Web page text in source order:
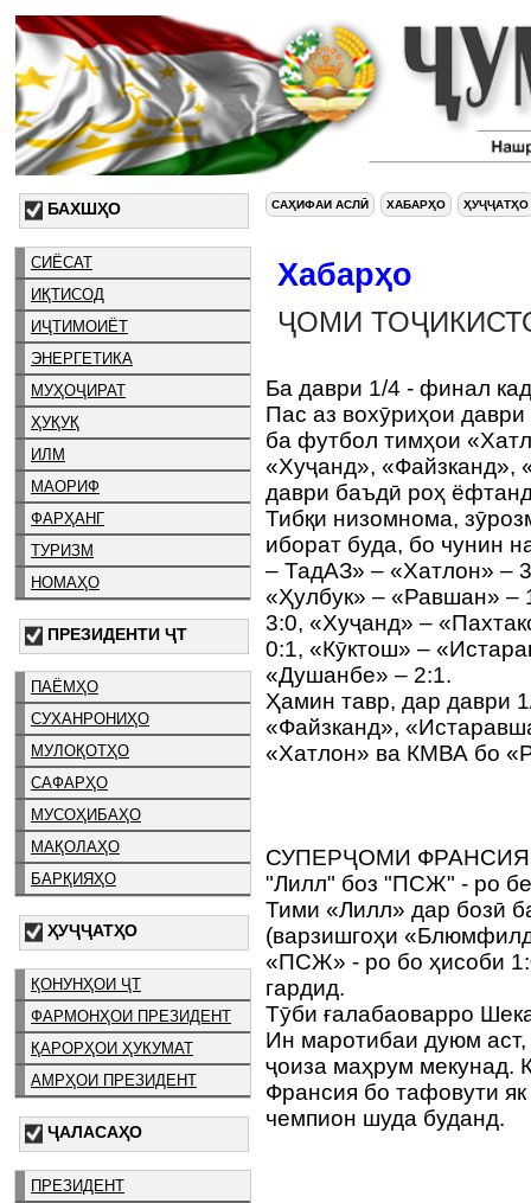
БАХШҲО
СИЁСАТ
ИҚТИСОД
ИҶТИМОИЁТ
ЭНЕРГЕТИКА
МУҲОҶИРАТ
ҲУҚУҚ
ИЛМ
МАОРИФ
ФАРҲАНГ
ТУРИЗМ
НОМАҲО
ПРЕЗИДЕНТИ ҶТ
ПАЁМҲО
СУХАНРОНИҲО
МУЛОҚОТҲО
САФАРҲО
МУСОҲИБАҲО
МАҚОЛАҲО
БАРҚИЯҲО
ҲУҶҶАТҲО
ҚОНУНҲОИ ҶТ
ФАРМОНҲОИ ПРЕЗИДЕНТ
ҚАРОРҲОИ ҲУКУМАТ
АМРҲОИ ПРЕЗИДЕНТ
ҶАЛАСАҲО
ПРЕЗИДЕНТ
САҲИФАИ АСЛӢ ХАБАРҲО ҲУҶҶАТҲО
Хабарҳо
ҶОМИ
Ба даври 1/4 - финал
Пас аз вохӯриҳои
ба футбол тимҳои
«Хуҷанд», «Файзканд»,
даври баъдӣ роҳ
Тибқи низомнома,
иборат буда, бо чунин
– ТадАЗ» – «Хатлон» –
«Ҳулбук» – «Равшан» –
3:0, «Хуҷанд» –
0:1, «Кӯктош» –
«Душанбе» – 2:1.
Ҳамин тавр, дар даври
«Файзканд»,
«Хатлон» ва КМВА бо
СУПЕРҶОМИ
"Лилл" боз "ПСЖ" - ро бе
Тими «Лилл» дар бозӣ
(варзишгоҳи
«ПСЖ» - ро бо ҳисоби
гардид.
Тӯби ғалабаоварро
Ин маротибаи дуюм
ҷоиза маҳрум мекунад.
Франсия бо тафовути
чемпион шуда буданд.